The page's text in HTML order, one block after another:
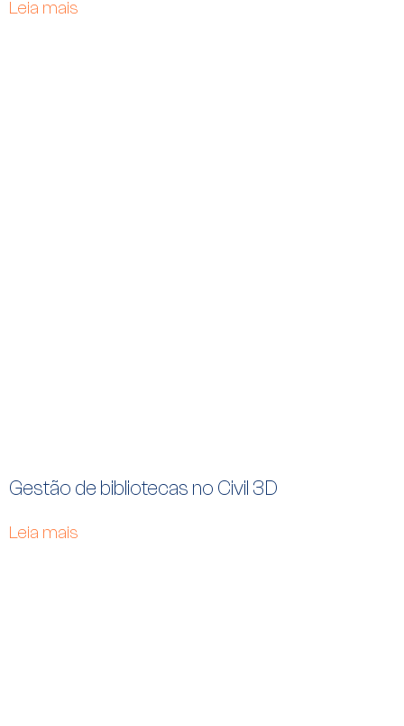
Leia mais
Gestão de bibliotecas no Civil 3D
Leia mais